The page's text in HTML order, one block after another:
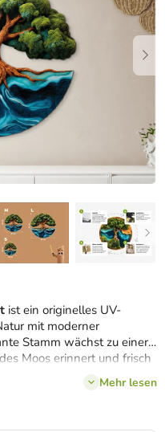
ist ein originelles UV-
mit moderner
Stamm wächst zu einer
Moos erinnert und frisch
Wurzeln reichen bis ins
des Baumes und
Mehr lesen